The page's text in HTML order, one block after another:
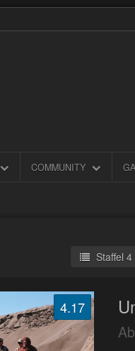
COMMUNITY
Staffel 4
4.17